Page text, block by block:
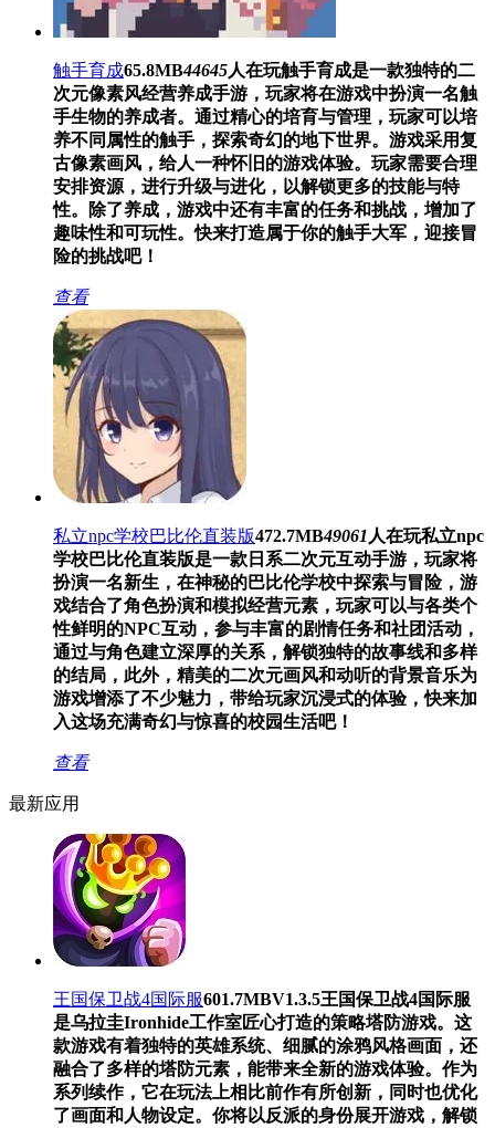
触手育成65.8MB44645人在玩触手育成是一款独特的二
次元像素风经营养成手游，玩家将在游戏中扮演一名触
手生物的养成者。通过精心的培育与管理，玩家可以培
养不同属性的触手，探索奇幻的地下世界。游戏采用复
古像素画风，给人一种怀旧的游戏体验。玩家需要合理
安排资源，进行升级与进化，以解锁更多的技能与特
性。除了养成，游戏中还有丰富的任务和挑战，增加了
趣味性和可玩性。快来打造属于你的触手大军，迎接冒
险的挑战吧！
查看
私立npc学校巴比伦直装版472.7MB49061 人在玩私立npc
学校巴比伦直装版是一款日系二次元互动手游，玩家将
扮演一名新生，在神秘的巴比伦学校中探索与冒险，游
戏结合了角色扮演和模拟经营元素，玩家可以与各类个
性鲜明的NPC互动，参与丰富的剧情任务和社团活动，
通过与角色建立深厚的关系，解锁独特的故事线和多样
的结局，此外，精美的二次元画风和动听的背景音乐为
游戏增添了不少魅力，带给玩家沉浸式的体验，快来加
入这场充满奇幻与惊喜的校园生活吧！
查看
最新应用
王国保卫战4国际服601.7MBV1.3.5王国保卫战4国际服
是乌拉圭Ironhide工作室匠心打造的策略塔防游戏。这
款游戏有着独特的英雄系统、细腻的涂鸦风格画面，还
融合了多样的塔防元素，能带来全新的游戏体验。作为
系列续作，它在玩法上相比前作有所创新，同时也优化
了画面和人物设定。你将以反派的身份展开游戏，解锁